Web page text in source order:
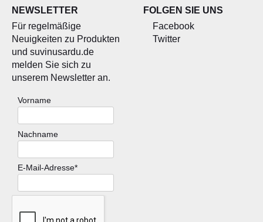
NEWSLETTER
Für regelmäßige
Neuigkeiten zu Produkten
und suvinusardu.de
melden Sie sich zu
unserem Newsletter an.
Vorname
Nachname
E-Mail-Adresse*
FOLGEN SIE UNS
Facebook
Twitter